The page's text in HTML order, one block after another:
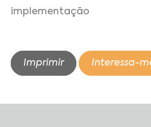
implementação
Imprimir Interessa-